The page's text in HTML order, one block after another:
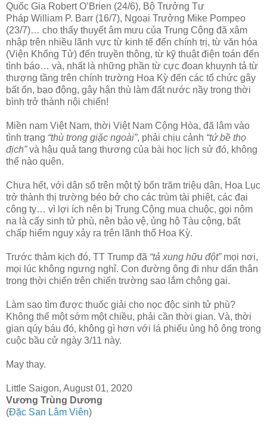
Quốc Gia Robert O’Brien (24/6), Bộ Trưởng Tư
Pháp William P. Barr (16/7), Ngoại Trưởng Mike Pompeo
(23/7)… cho thấy thuyết âm mưu của Trung Cộng đã xâm
nhập trên nhiều lãnh vực từ kinh tế đến chính trị, từ văn hóa
(Viện Khổng Tử) đến truyền thông, từ kỹ thuật điện toán đến
tình báo… và, nhất là những phần từ cực đoan khuynh tả từ
thượng tầng trên chính trường Hoa Kỳ đến các tổ chức gây
bất ổn, bạo động, gây hận thù làm đất nước nầy trong thời
bình trở thành nội chiến!
Miền nam Việt Nam, thời Việt Nam Cộng Hòa, đã lâm vào
tình trạng “thù trong giặc ngoài”, phải chịu cảnh “tứ bề thọ
địch”và hậu quả tang thương của bài học lịch sử đó, không
thể nào quên.
Chưa hết, với dân số trên một tỷ bốn trăm triệu dân, Hoa Lục
trở thành thị trường béo bở cho các trùm tài phiệt, các đại
công ty… vì lợi ích nên bị Trung Cộng mua chuộc, gọi nôm
na là cấy sinh tử phù, nên bảo vệ, ủng hộ Tàu cộng, bất
chấp hiểm nguy xảy ra trên lãnh thổ Hoa Kỳ.
Trước thảm kịch đó, TT Trump đã “tả xung hữu đột”mọi nơi,
mọi lúc không ngưng nghỉ. Con đường ông đi như dấn thân
trong thời chiến trên chiến trường sao lắm chông gai.
Làm sao tìm được thuốc giải cho nọc độc sinh tử phù?
Không thể một sớm một chiều, phải cần thời gian. Và, thời
gian qúy báu đó, không gì hơn với lá phiếu ủng hộ ông trong
cuộc bầu cử ngày 3/11 này.
May thay.
Little Saigon, August 01, 2020
Vương Trùng Dương
(Đặc San Lâm Viên)